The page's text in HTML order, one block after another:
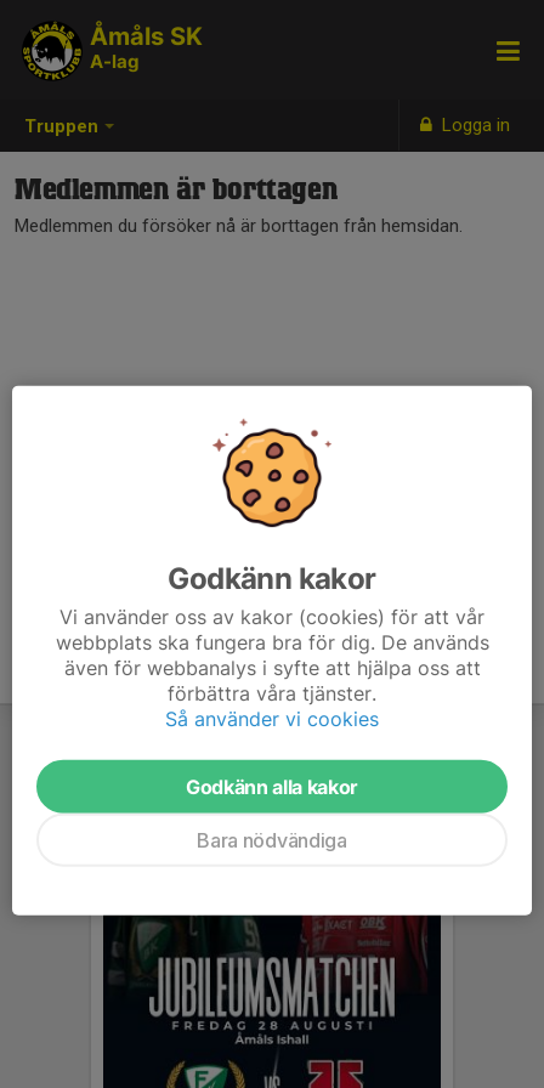
Truppen Logga in
Åmåls SK
A-lag
Medlemmen är borttagen
Medlemmen du försöker nå är borttagen från hemsidan.
Godkänn kakor
Vi använder oss av kakor (cookies) för att vår
webbplats ska fungera bra för dig. De används
även för webbanalys i syfte att hjälpa oss att
förbättra våra tjänster.
Så använder vi cookies
Godkänn alla kakor
Bara nödvändiga